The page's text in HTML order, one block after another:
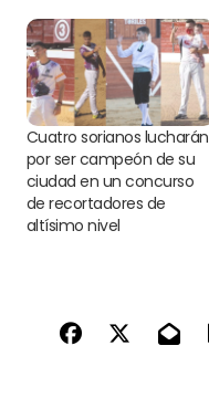
Cuatro sorianos lucharán
por ser campeón de su
ciudad en un concurso
de recortadores de
altísimo nivel